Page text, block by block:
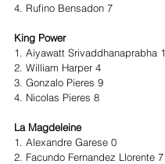
4. Rufino Bensadon 7
King Power
1. Aiyawatt Srivaddhanaprabha 1
2. William Harper 4
3. Gonzalo Pieres 9
4. Nicolas Pieres 8
La Magdeleine
1. Alexandre Garese 0
2. Facundo Fernandez Llorente 7